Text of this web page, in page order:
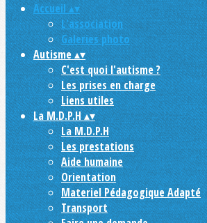
Accueil▴▾
L'association
Galeries photo
Autisme▴▾
C'est quoi l'autisme ?
Les prises en charge
Liens utiles
La M.D.P.H▴▾
La M.D.P.H
Les prestations
Aide humaine
Orientation
Materiel Pédagogique Adapté
Transport